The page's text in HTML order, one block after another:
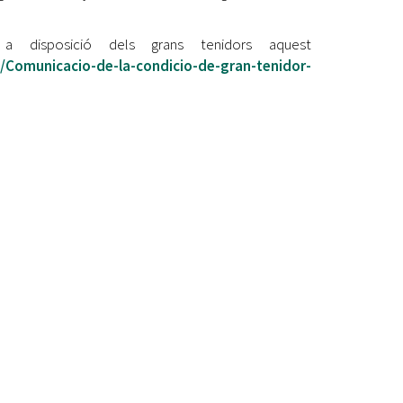
Retiment de Comptes
Entitats
disposició dels grans tenidors aquest
de-la-condicio-de-gran-tenidor-